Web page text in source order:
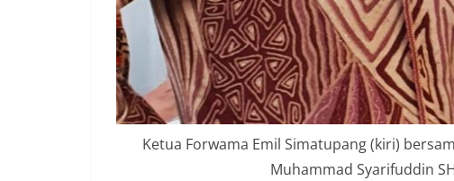
Ketua Forwama Emil Simatupang (kiri)
Muhammad Syarifuddin